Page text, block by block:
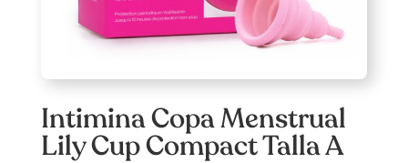
Intimina Copa Menstrual
Lily Cup Compact Talla A